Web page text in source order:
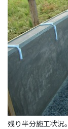
残り半分施工状況。